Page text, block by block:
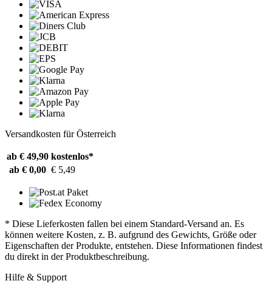
Versandkosten für Österreich
ab € 49,90 kostenlos*
ab € 0,00 € 5,49
* Diese Lieferkosten fallen bei einem Standard-Versand an. Es
können weitere Kosten, z. B. aufgrund des Gewichts, Größe oder
Eigenschaften der Produkte, entstehen. Diese Informationen findest
du direkt in der Produktbeschreibung.
Hilfe & Support